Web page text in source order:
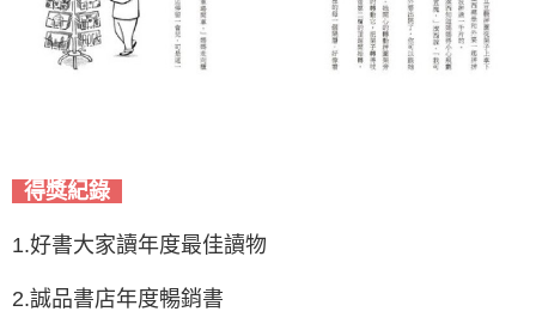
得獎紀錄
1.好書大家讀年度最佳讀物
2.誠品書店年度暢銷書